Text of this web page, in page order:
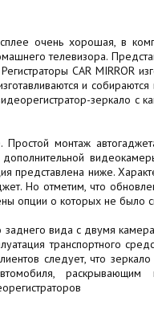
очень хорошая, в
телевизора.
САR МIRRОR
и
зеркало с
монтаж
представлена ниже.
Но отметим, что
опции о которых не было
вида с двумя
транспортного
следует, что